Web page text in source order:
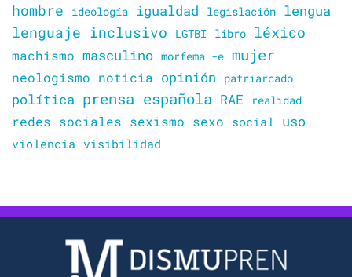
hombre
ideología igualdad legislación lengua
lenguaje inclusivo LGTBI libro léxico
machismo masculino morfema -e mujer
neologismo noticia opinión patriarcado
política prensa española RAE realidad
redes sociales sexismo sexo social uso
violencia visibilidad